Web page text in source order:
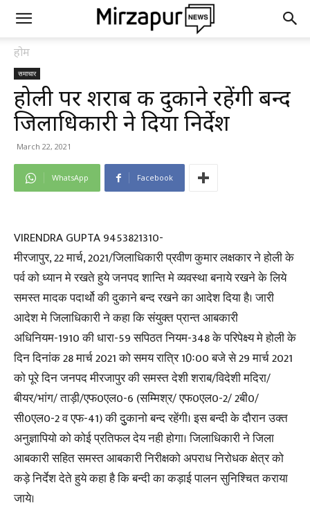
होम
समाचार
होली पर शराब की दुकाने रहेंगी बन्द
जिलाधिकारी ने दिया निर्देश
March 22, 2021
WhatsApp Facebook
VIRENDRA GUPTA 9453821310-
मीरजापुर, 22 मार्च, 2021/जिलाधिकारी प्रवीण कुमार लक्षकार ने होली के
पर्व को ध्यान मे रखते हुये जनपद शान्ति मे व्यवस्था बनाये रखने के लिये
समस्त मादक पदार्थो की दुकाने बन्द रखने का आदेश दिया है। जारी
आदेश मे जिलाधिकारी ने कहा कि संयुक्त प्रान्त आबकारी
अधिनियम-1910 की धारा-59 सपिठत नियम-348 के परिपेक्ष्य मे होली के
दिन दिनांक 28 मार्च 2021 को समय रात्रि 10ः00 बजे से 29 मार्च 2021
को पूरे दिन जनपद मीरजापुर की समस्त देशी शराब/विदेशी मदिरा/
बीयर/भांग/ ताड़ी/एफ0एल0-6 (सम्मिश्र/ एफ0एल0-2/ 2बी0/
सी0एल0-2 व एफ-41) की दुुकानो बन्द रहेंगी। इस बन्दी के दौरान उक्त
अनुज्ञापियो को कोई प्रतिफल देय नही होगा। जिलाधिकारी ने जिला
आबकारी सहित समस्त आबकारी निरीक्षको अपराध निरोधक क्षेत्र को
कड़े निर्देश देते हुये कहा है कि बन्दी का कड़ाई पालन सुनिश्चित कराया
जाये।